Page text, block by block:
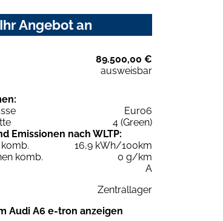
Angebot an
89.500,00 €
ausweisbar
Euro6
4 (Green)
Emissionen nach WLTP:
16,9 kWh/100km
komb.
0 g/km
A
Zentrallager
Audi A6 e-tron anzeigen